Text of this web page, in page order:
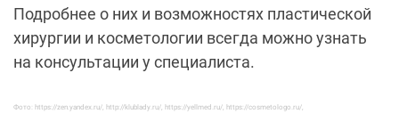
Подробнее о них и возможностях пластической
хирургии и косметологии всегда можно узнать
на консультации у специалиста.
Фото: https://zen.yandex.ru/, http://klublady.ru/, https://yellmed.ru/, https://cosmetologo.ru/,